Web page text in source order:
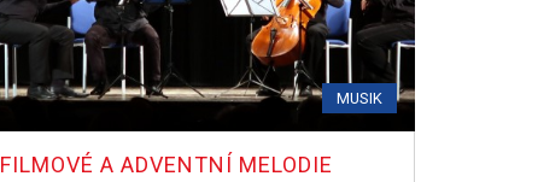
MUSIK
FILMOVÉ A ADVENTNÍ MELODIE